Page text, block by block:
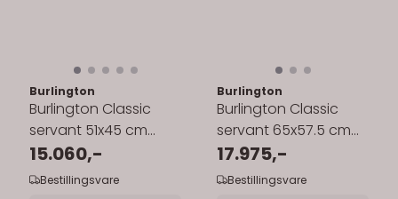
Burlington
Burlington Classic
servant 51x45 cm
inkl.rørstativ i krom
15.060,-
Bestillingsvare
Burlington
Burlington Classic
servant 65x57.5 cm
inkl.rørstativ i krom
17.975,-
Bestillingsvare